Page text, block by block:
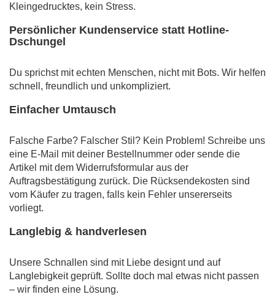
Kleingedrucktes, kein Stress.
Persönlicher Kundenservice statt Hotline-
Dschungel
Du sprichst mit echten Menschen, nicht mit Bots. Wir helfen
schnell, freundlich und unkompliziert.
Einfacher Umtausch
Falsche Farbe? Falscher Stil? Kein Problem! Schreibe uns
eine E-Mail mit deiner Bestellnummer oder sende die
Artikel mit dem Widerrufsformular aus der
Auftragsbestätigung zurück. Die Rücksendekosten sind
vom Käufer zu tragen, falls kein Fehler unsererseits
vorliegt.
Langlebig & handverlesen
Unsere Schnallen sind mit Liebe designt und auf
Langlebigkeit geprüft. Sollte doch mal etwas nicht passen
– wir finden eine Lösung.